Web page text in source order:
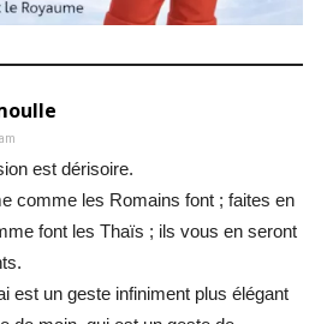
est dérisoire.
comme les Romains font ; faites en
font les Thaïs ; ils vous en seront
est un geste infiniment plus élégant